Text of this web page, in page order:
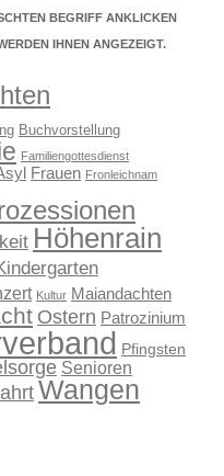
BEGRIFF ANKLICKEN
IHNEN ANGEZEIGT.
Buchvorstellung
Familiengottesdienst
Frauen Fronleichnam
Höhenrain
Kultur Maiandachten
Ostern Patrozinium
Pfingsten
Senioren
Wangen